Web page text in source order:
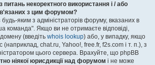
питань некоректного використання і / або
з цим форумом?
яким з адміністраторів форуму, вказаних в
команда". Якщо ви не отримаєте відповіді,
(введіть whois lookup) або, у випадку, якщо
(наприклад, chat.ru, Yahoo!, free.fr, f2s.com і т. п.), з
цього сервера. Врахуйте, що phpBB
ніякої юрисдикції над форумом і не може